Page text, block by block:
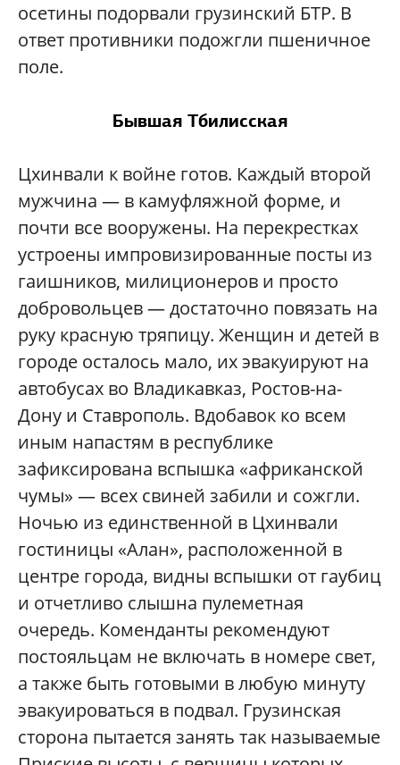
осетины подорвали грузинский БТР. В
ответ противники подожгли пшеничное
поле.
Бывшая Тбилисская
Цхинвали к войне готов. Каждый второй
мужчина — в камуфляжной форме, и
почти все вооружены. На перекрестках
устроены импровизированные посты из
гаишников, милиционеров и просто
добровольцев — достаточно повязать на
руку красную тряпицу. Женщин и детей в
городе осталось мало, их эвакуируют на
автобусах во Владикавказ, Ростов-на-
Дону и Ставрополь. Вдобавок ко всем
иным напастям в республике
зафиксирована вспышка «африканской
чумы» — всех свиней забили и сожгли.
Ночью из единственной в Цхинвали
гостиницы «Алан», расположенной в
центре города, видны вспышки от гаубиц
и отчетливо слышна пулеметная
очередь. Коменданты рекомендуют
постояльцам не включать в номере свет,
а также быть готовыми в любую минуту
эвакуироваться в подвал. Грузинская
сторона пытается занять так называемые